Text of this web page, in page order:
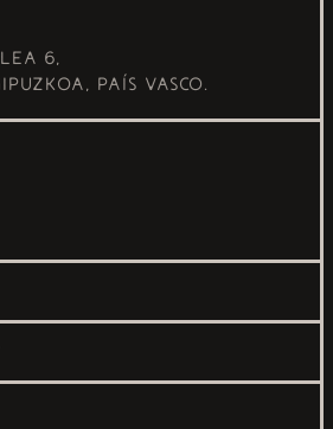
6,
País Vasco.